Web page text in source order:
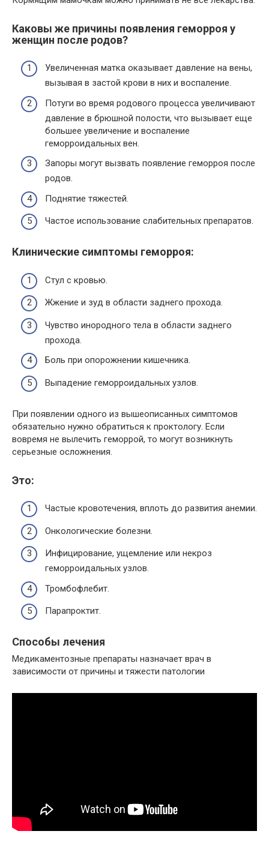
Каковы же причины появления геморроя у
женщин после родов?
Увеличенная матка оказывает давление на вены,
вызывая в застой крови в них и воспаление.
Потуги во время родового процесса увеличивают
давление в брюшной полости, что вызывает еще
большее увеличение и воспаление
геморроидальных вен.
Запоры могут вызвать появление геморроя после
родов.
Поднятие тяжестей.
Частое использование слабительных препаратов.
Клинические симптомы геморроя:
Стул с кровью.
Жжение и зуд в области заднего прохода.
Чувство инородного тела в области заднего
прохода.
Боль при опорожнении кишечника.
Выпадение геморроидальных узлов.
При появлении одного из вышеописанных симптомов
обязательно нужно обратиться к проктологу. Если
вовремя не вылечить геморрой, то могут возникнуть
серьезные осложнения.
Это:
Частые кровотечения, вплоть до развития анемии.
Онкологические болезни.
Инфицирование, ущемление или некроз
геморроидальных узлов.
Тромбофлебит.
Парапроктит.
Способы лечения
Медикаментозные препараты назначает врач в
зависимости от причины и тяжести патологии